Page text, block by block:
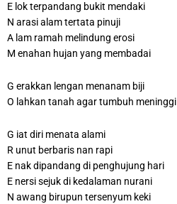
E lok terpandang bukit mendaki
N arasi alam tertata pinuji
A lam ramah melindung erosi
M enahan hujan yang membadai
G erakkan lengan menanam biji
O lahkan tanah agar tumbuh meninggi
G iat diri menata alami
R unut berbaris nan rapi
E nak dipandang di penghujung hari
E nersi sejuk di kedalaman nurani
N awang birupun tersenyum keki